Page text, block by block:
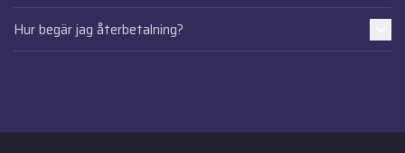
Hur begär jag återbetalning?